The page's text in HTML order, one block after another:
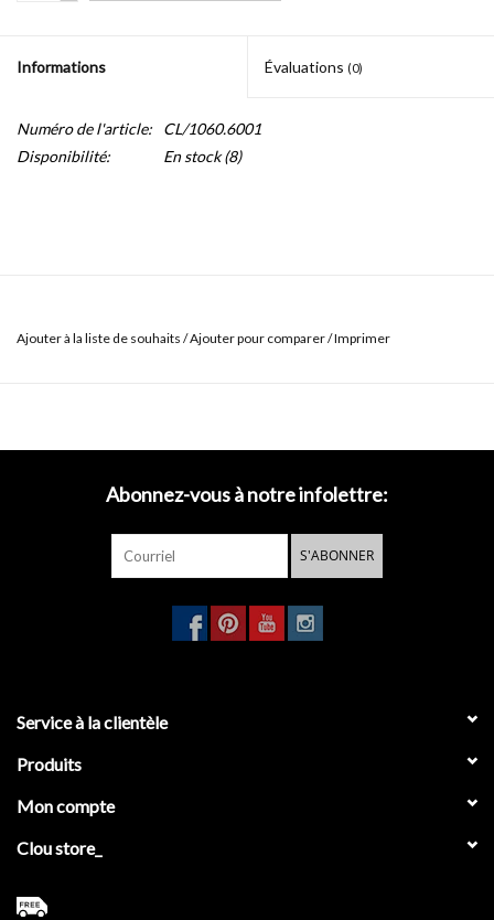
Informations Évaluations (0)
Numéro de l'article:
CL/1060.6001
Disponibilité:
En stock(8)
Ajouter à la liste de souhaits /Ajouter pour comparer/Imprimer
Abonnez-vous à notre infolettre:
S'ABONNER
Service à la clientèle
Produits
Mon compte
Clou store_